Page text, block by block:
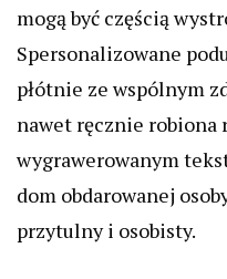
mogą być częścią
Spersonalizowane
płótnie ze wspólnym
nawet ręcznie robiona
wygrawerowanym
dom obdarowanej
przytulny i osobisty.